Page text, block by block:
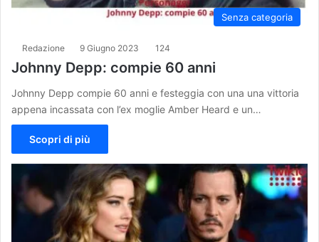
Senza categoria
Redazione 9 Giugno 2023 124
Johnny Depp: compie 60 anni
Johnny Depp compie 60 anni e festeggia con una una vittoria
appena incassata con l’ex moglie Amber Heard e un…
Scopri di più